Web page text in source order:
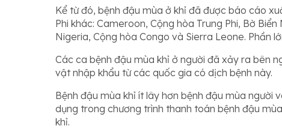
Kể từ đó, bệnh đậu mùa ở khỉ đã được báo cáo
Phi khác: Cameroon, Cộng hòa Trung Phi, Bờ
Nigeria, Cộng hòa Congo và Sierra Leone. Phần
Các ca bệnh đậu mùa khỉ ở người đã xảy ra bên
vật nhập khẩu từ các quốc gia có dịch bệnh này.
Bệnh đậu mùa khỉ ít lây hơn bệnh đậu mùa người
dụng trong chương trình thanh toán bệnh đậu
khỉ.